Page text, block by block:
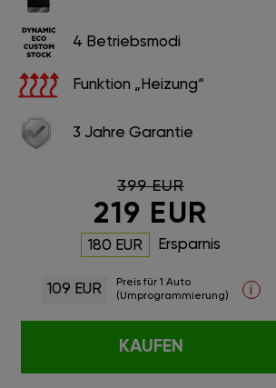
4 Betriebsmodi
Funktion „Heizung“
3 Jahre Garantie
399 EUR
219 EUR
180 EUR Ersparnis
109 EUR
Preis für 1 Auto
(Umprogrammierung)
i
KAUFEN